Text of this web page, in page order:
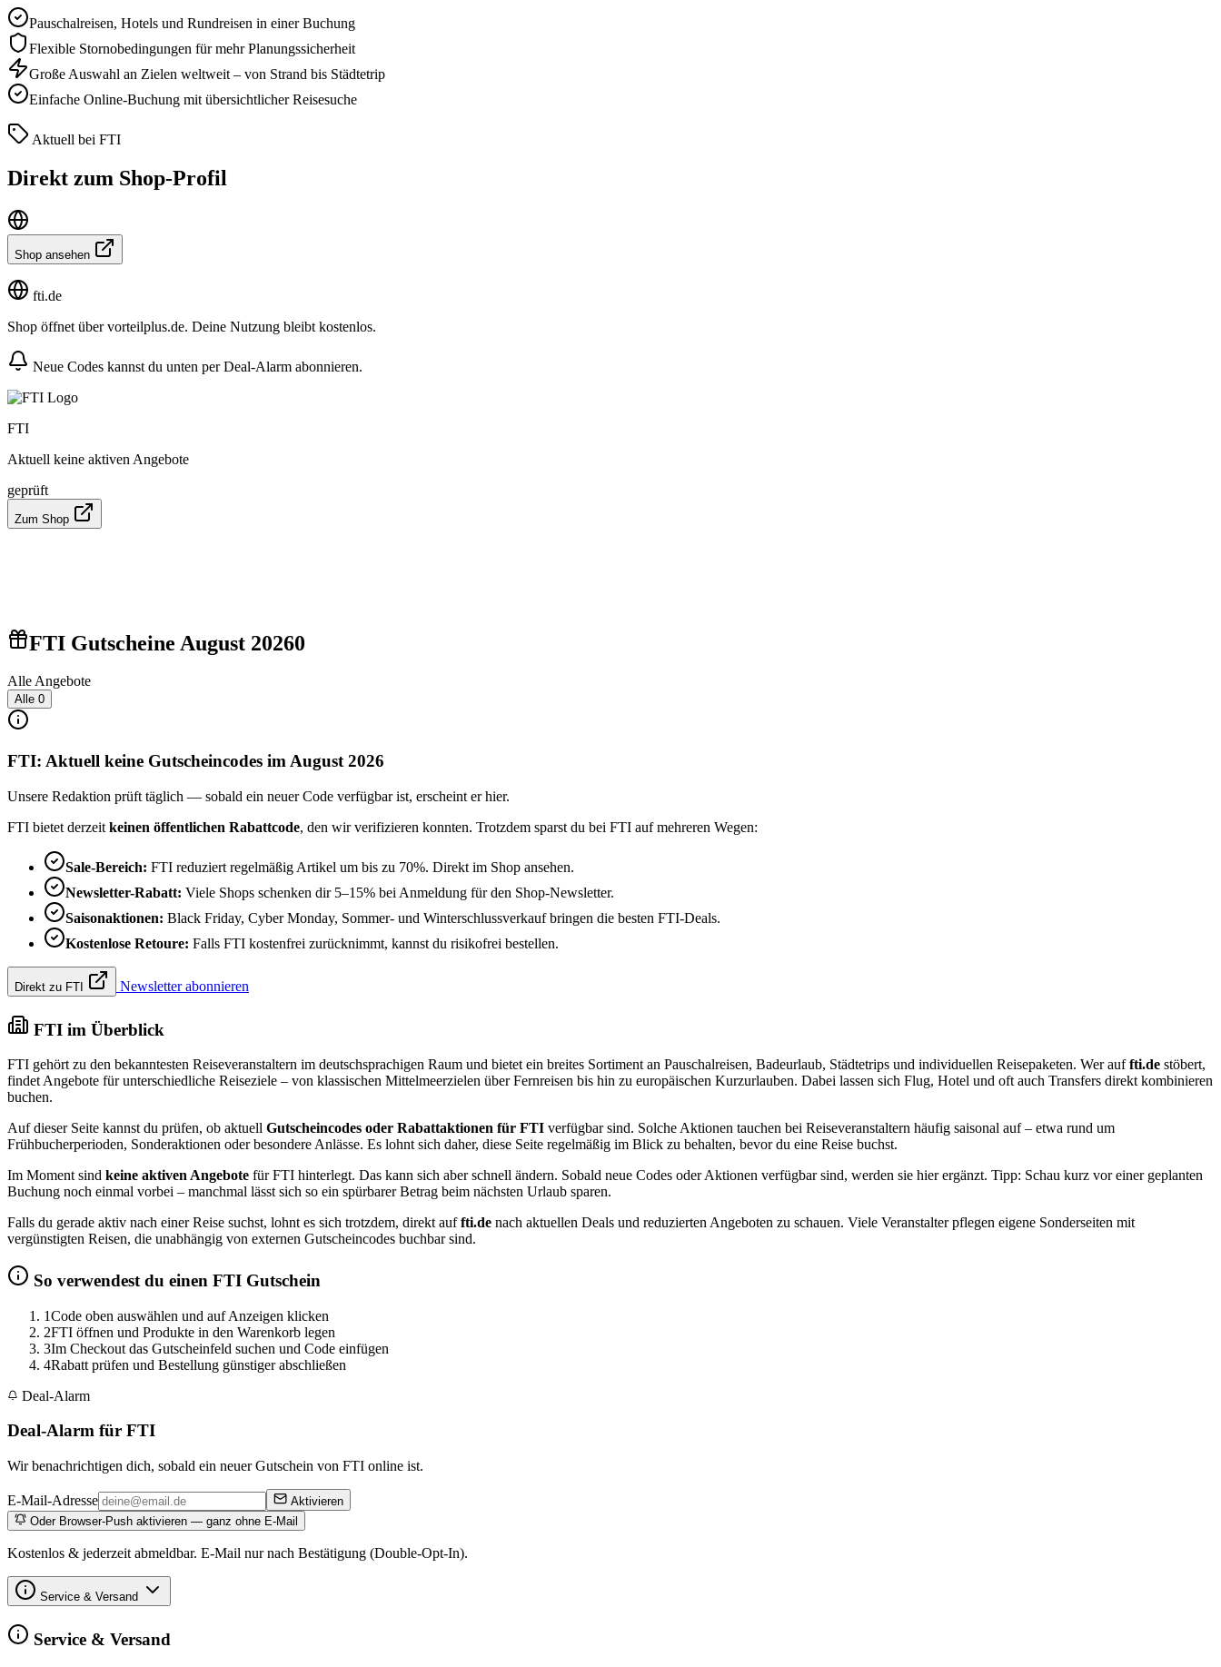
Pauschalreisen, Hotels und Rundreisen in einer Buchung
Flexible Stornobedingungen für mehr Planungssicherheit
Große Auswahl an Zielen weltweit – von Strand bis Städtetrip
Einfache Online-Buchung mit übersichtlicher Reisesuche
Aktuell bei FTI
Direkt zum Shop-Profil
Shop ansehen
fti.de
Shop öffnet über vorteilplus.de. Deine Nutzung bleibt kostenlos.
Neue Codes kannst du unten per Deal-Alarm abonnieren.
FTI
Aktuell keine aktiven Angebote
geprüft
Zum Shop
FTI Gutscheine August 20260
Alle Angebote
Alle 0
FTI: Aktuell keine Gutscheincodes im August 2026
Unsere Redaktion prüft täglich — sobald ein neuer Code verfügbar ist, erscheint er hier.
FTI bietet derzeit keinen öffentlichen Rabattcode, den wir verifizieren konnten. Trotzdem sparst du bei FTI auf mehreren Wegen:
Sale-Bereich: FTI reduziert regelmäßig Artikel um bis zu 70%. Direkt im Shop ansehen.
Newsletter-Rabatt: Viele Shops schenken dir 5–15% bei Anmeldung für den Shop-Newsletter.
Saisonaktionen: Black Friday, Cyber Monday, Sommer- und Winterschlussverkauf bringen die besten FTI-Deals.
Kostenlose Retoure: Falls FTI kostenfrei zurücknimmt, kannst du risikofrei bestellen.
Direkt zu FTI Newsletter abonnieren
FTI im Überblick
FTI gehört zu den bekanntesten Reiseveranstaltern im deutschsprachigen Raum und bietet ein breites Sortiment an Pauschalreisen, Badeurlaub, Städtetrips und individuellen Reisepaketen. Wer auffti.de stöbert,
findet Angebote für unterschiedliche Reiseziele – von klassischen Mittelmeerzielen über Fernreisen bis hin zu europäischen Kurzurlauben. Dabei lassen sich Flug, Hotel und oft auch Transfers direkt kombinieren
buchen.
Auf dieser Seite kannst du prüfen, ob aktuell Gutscheincodes oder Rabattaktionen für FTI verfügbar sind. Solche Aktionen tauchen bei Reiseveranstaltern häufig saisonal auf – etwa rund um
Frühbucherperioden, Sonderaktionen oder besondere Anlässe. Es lohnt sich daher, diese Seite regelmäßig im Blick zu behalten, bevor du eine Reise buchst.
Im Moment sind keine aktiven Angebote für FTI hinterlegt. Das kann sich aber schnell ändern. Sobald neue Codes oder Aktionen verfügbar sind, werden sie hier ergänzt. Tipp: Schau kurz vor einer geplanten
Buchung noch einmal vorbei – manchmal lässt sich so ein spürbarer Betrag beim nächsten Urlaub sparen.
Falls du gerade aktiv nach einer Reise suchst, lohnt es sich trotzdem, direkt auffti.de nach aktuellen Deals und reduzierten Angeboten zu schauen. Viele Veranstalter pflegen eigene Sonderseiten mit
vergünstigten Reisen, die unabhängig von externen Gutscheincodes buchbar sind.
So verwendest du einen FTI Gutschein
1Code oben auswählen und auf Anzeigen klicken
2FTI öffnen und Produkte in den Warenkorb legen
3Im Checkout das Gutscheinfeld suchen und Code einfügen
4Rabatt prüfen und Bestellung günstiger abschließen
Deal-Alarm
Deal-Alarm für FTI
Wir benachrichtigen dich, sobald ein neuer Gutschein von FTI online ist.
E-Mail-Adresse
Aktivieren
Oder Browser-Push aktivieren — ganz ohne E-Mail
Kostenlos & jederzeit abmeldbar. E-Mail nur nach Bestätigung (Double-Opt-In).
Service & Versand
Service & Versand